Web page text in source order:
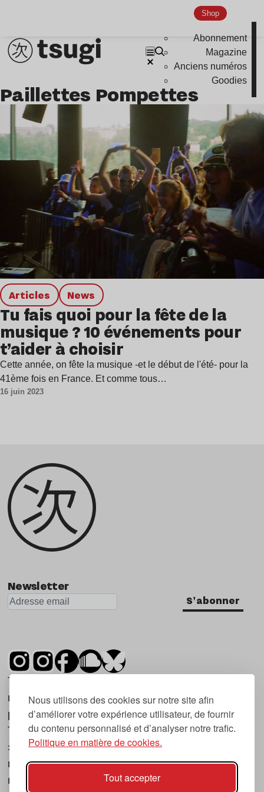
Nous utilisons des cookies sur notre site afin
d’améliorer votre expérience utilisateur, de fournir
du contenu personnalisé et d’analyser notre trafic.
Politique en matière de cookies.
Tout accepter
Shop
Abonnement
Magazine
Anciens numéros
Goodies
Paillettes Pompettes
Articles news
Tu fais quoi pour la fête de la
musique ? 10 événements pour
t’aider à choisir
Cette année, on fête la musique -et le début de l'été- pour la
41ème fois en France. Et comme tous…
16 juin 2023
Newsletter
S'abonner
Tsugi est un mensuel indépendant sur la
musique et les nouvelles tendances, dont la
première parution date de 2007.
Tsugi en japonais signifie « prochain », « suivant
», ce qui correspond à la thématique du
magazine, à l’affût des nouvelles tendances
musicales, qu’elles viennent de la musique